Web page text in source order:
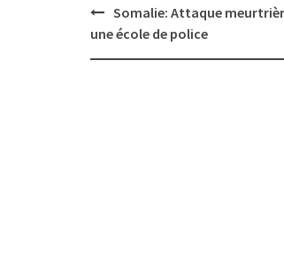
Post
navigation
Somalie: Attaque
une école de police